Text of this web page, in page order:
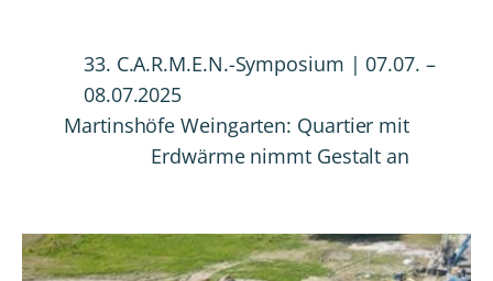
33. C.A.R.M.E.N.-Symposium | 07.07. –
08.07.2025
Martinshöfe Weingarten: Quartier mit
Erdwärme nimmt Gestalt an